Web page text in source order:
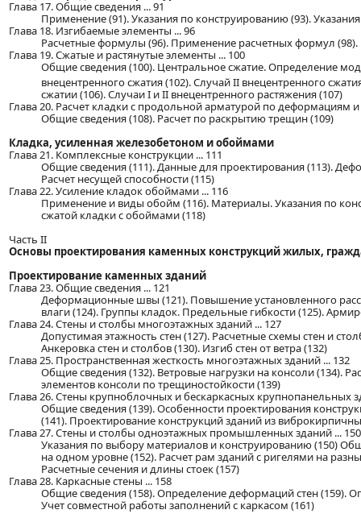
Глава 17. Общие сведения ... 91
Применение (91). Указания по конструированию (93). Указания
Глава 18. Изгибаемые элементы ... 96
Расчетные формулы (96). Применение расчетных формул
Глава 19. Сжатые и растянутые элементы ... 100
Общие сведения (100). Центральное сжатие. Определение
внецентренного сжатия (102). Случай II внецентренного
сжатии (106). Случаи I и II внецентренного растяжения (107)
Глава 20. Расчет кладки с продольной арматурой по деформациям
Общие сведения (108). Расчет по раскрытию трещин (109)
Кладка, усиленная железобетоном и обоймами
Глава 21. Комплексные конструкции ... 111
Общие сведения (111). Данные для проектирования (113).
Расчет несущей способности (115)
Глава 22. Усиление кладок обоймами ... 116
Применение и виды обойм (116). Материалы. Указания по
сжатой кладки с обоймами (118)
Часть II
Основы проектирования каменных конструкций жилых,
Проектирование каменных зданий
Глава 23. Общие сведения ... 121
Деформационные швы (121). Повышение установленного
влаги (124). Группы кладок. Предельные гибкости (125).
Глава 24. Стены и столбы многоэтажных зданий ... 127
Допустимая этажность стен (127). Расчетные схемы стен и
Анкеровка стен и столбов (130). Изгиб стен от ветра (132)
Глава 25. Пространственная жесткость многоэтажных зданий ... 132
Общие сведения (132). Ветровые нагрузки на консоли (134).
элементов консоли по трещиностойкости (139)
Глава 26. Стены крупноблочных и бескаркасных крупнопанельных
Общие сведения (139). Особенности проектирования
(141). Проектирование конструкций зданий из
Глава 27. Стены и столбы одноэтажных промышленных зданий ... 150
Указания по выбору материалов и конструированию (150)
на одном уровне (152). Расчет рам зданий с ригелями на
Расчетные сечения и длины стоек (157)
Глава 28. Каркасные стены ... 158
Общие сведения (158). Определение деформаций стен (159).
Учет совместной работы заполнений с каркасом (161)